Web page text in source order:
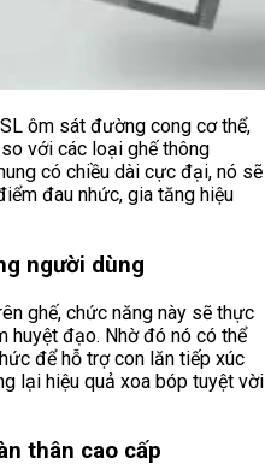
ôm sát đường cong cơ thể,
với các loại ghế thông
có chiều dài cực đại, nó sẽ
đau nhức, gia tăng hiệu
người dùng
ghế, chức năng này sẽ thực
huyệt đạo. Nhờ đó nó có thể
để hỗ trợ con lăn tiếp xúc
lại hiệu quả xoa bóp tuyệt vời
thân cao cấp